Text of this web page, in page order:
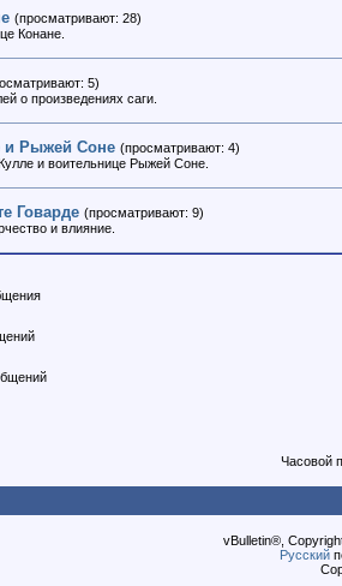
(просматривают: 28)
Конане.
5)
о произведениях саги.
и Рыжей Соне (просматривают: 4)
и воительнице Рыжей Соне.
Говарде (просматривают: 9)
и влияние.
Часовой
vBulletin®,
Русский